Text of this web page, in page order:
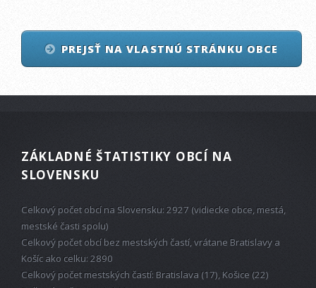
PREJSŤ NA VLASTNÚ STRÁNKU OBCE
ZÁKLADNÉ ŠTATISTIKY OBCÍ NA
SLOVENSKU
Celkový počet obcí na Slovensku: 2927 (vidiecke obce, mestá,
mestské časti spolu)
Celkový počet obcí bez mestských častí, vrátane Bratislavy a
Košíc ako celku: 2890
Celkový počet mestských častí: Bratislava (17), Košice (22)